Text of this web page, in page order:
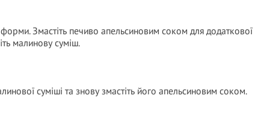
Змастіть печиво апельсиновим соком для додаткової
малинову суміш.
суміші та знову змастіть його апельсиновим соком.